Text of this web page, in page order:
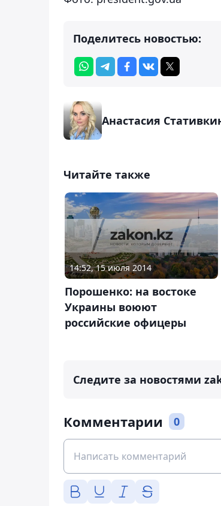
Поделитесь новостью:
Анастасия
Читайте также
14:52, 15 июля 2014
Порошенко: на востоке
Украины воюют
российские офицеры
Следите за новостями
Комментарии 0